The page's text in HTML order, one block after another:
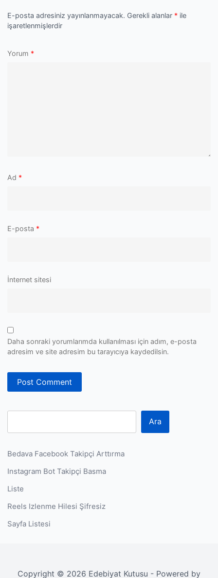
E-posta adresiniz yayınlanmayacak. Gerekli alanlar * ile
işaretlenmişlerdir
Yorum *
Ad *
E-posta *
İnternet sitesi
Daha sonraki yorumlarımda kullanılması için adım, e-posta
adresim ve site adresim bu tarayıcıya kaydedilsin.
Ara
Bedava Facebook Takipçi Arttırma
Instagram Bot Takipçi Basma
Liste
Reels Izlenme Hilesi Şifresiz
Sayfa Listesi
Copyright © 2026 Edebiyat Kutusu - Powered by